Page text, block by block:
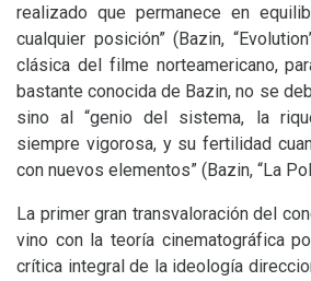
realizado que permanece en
cualquier posición” (Bazin,
clásica del filme norteamericano,
bastante conocida de Bazin, no se
sino al “genio del sistema, la
siempre vigorosa, y su fertilidad
con nuevos elementos” (Bazin, “La
La primer gran transvaloración del
vino con la teoría cinematográfica
crítica integral de la ideología